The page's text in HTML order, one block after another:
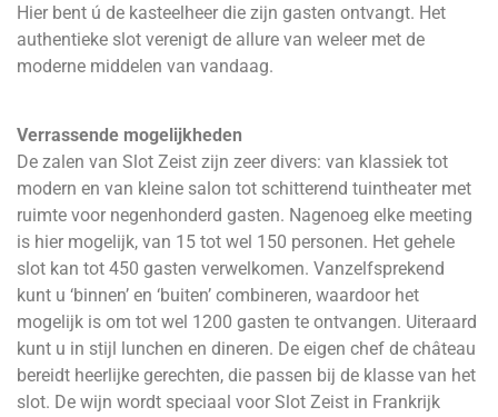
Hier bent ú de kasteelheer die zijn gasten ontvangt. Het
authentieke slot verenigt de allure van weleer met de
moderne middelen van vandaag.
Verrassende mogelijkheden
De zalen van Slot Zeist zijn zeer divers: van klassiek tot
modern en van kleine salon tot schitterend tuintheater met
ruimte voor negenhonderd gasten. Nagenoeg elke meeting
is hier mogelijk, van 15 tot wel 150 personen. Het gehele
slot kan tot 450 gasten verwelkomen. Vanzelfsprekend
kunt u ‘binnen’ en ‘buiten’ combineren, waardoor het
mogelijk is om tot wel 1200 gasten te ontvangen. Uiteraard
kunt u in stijl lunchen en dineren. De eigen chef de château
bereidt heerlijke gerechten, die passen bij de klasse van het
slot. De wijn wordt speciaal voor Slot Zeist in Frankrijk